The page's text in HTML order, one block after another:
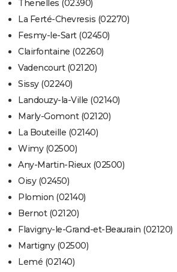
Thenelles (02390)
La Ferté-Chevresis (02270)
Fesmy-le-Sart (02450)
Clairfontaine (02260)
Vadencourt (02120)
Sissy (02240)
Landouzy-la-Ville (02140)
Marly-Gomont (02120)
La Bouteille (02140)
Wimy (02500)
Any-Martin-Rieux (02500)
Oisy (02450)
Plomion (02140)
Bernot (02120)
Flavigny-le-Grand-et-Beaurain (02120)
Martigny (02500)
Lemé (02140)